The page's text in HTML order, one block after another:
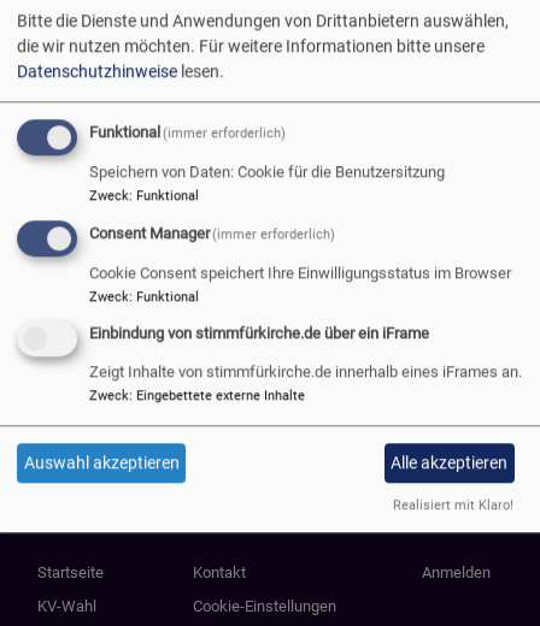
KV-Wahl
AUF DEM WEG ZUR
KIRCHENVORSTANDSWAHL
2024
AUF
ZUR
Hauptnavigation
Startseite
KV-Wahl
Fußbereichsmenü
Kontakt
Cookie-Einstellungen
Benutzermenü
Anmelden
Bitte die Dienste und Anwendungen von Drittanbietern auswählen,
die wir nutzen möchten. Für weitere Informationen bitte unsere
Datenschutzhinweise lesen.
Funktional (immer erforderlich)
Speichern von Daten: Cookie für die Benutzersitzung
Zweck: Funktional
Consent Manager(immer erforderlich)
Cookie Consent speichert Ihre Einwilligungsstatus im Browser
Zweck: Funktional
Einbindung von stimmfürkirche.de über ein iFrame
Zeigt Inhalte von stimmfürkirche.de innerhalb eines iFrames an.
Zweck: Eingebettete externe Inhalte
Auswahl akzeptieren Alle akzeptieren
Realisiert mit Klaro!